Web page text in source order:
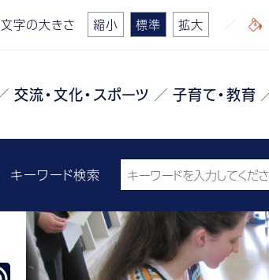
文字の大きさ 縮小 標準 拡大
交流・文化・スポーツ 子育て・教育
キーワード検索